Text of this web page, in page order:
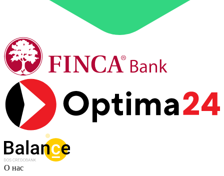
О нас